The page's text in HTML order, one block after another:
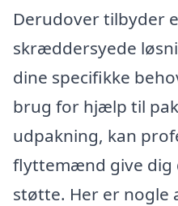
Derudover tilbyder
skræddersyede
dine specifikke
brug for hjælp til
udpakning, kan
flyttemænd give dig
støtte. Her er nogle